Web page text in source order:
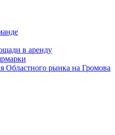
в аренду
Областного рынка на Громова